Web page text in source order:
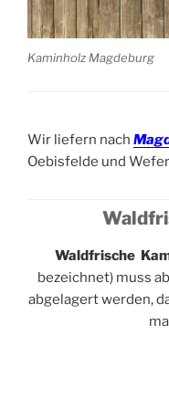
Kaminholz Magdeburg
Wir liefern nach
Oebisfelde und
Waldfrische
bezeichnet) muss
abgelagert werden,